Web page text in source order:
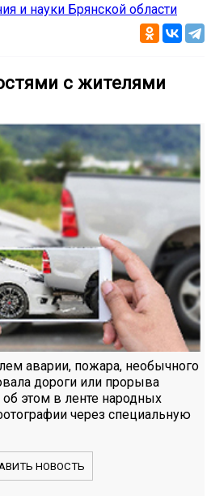
и науки Брянской области
с жителями
аварии, пожара, необычного
дороги или прорыва
этом в ленте народных
через специальную
НОВОСТЬ